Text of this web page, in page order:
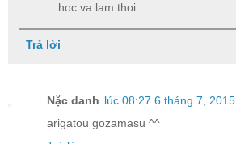
hoc va lam thoi.
Trả lời
Nặc danh lúc 08:27 6 tháng 7, 2015
arigatou gozamasu ^^